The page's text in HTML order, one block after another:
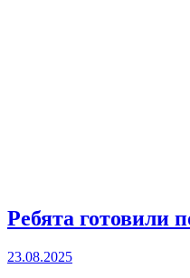
Ребята готовили
23.08.2025